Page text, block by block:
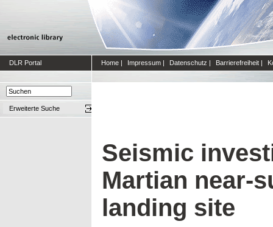
DLR Portal Home | Impressum | Datenschutz | Barrierefreiheit |
Erweiterte Suche
Seismic
Martian near-
landing site